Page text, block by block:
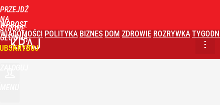
PRZEJDŹ
NA
STRONĘ
GŁÓWNĄ
WPROST
WIADOMOŚCI POLITYKA BIZNES DOM ZDROWIE ROZRYWKA
KRAJ